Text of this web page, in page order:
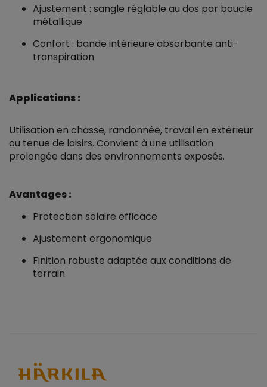
Ajustement : sangle réglable au dos par boucle
métallique
Confort : bande intérieure absorbante anti-
transpiration
Applications :
Utilisation en chasse, randonnée, travail en extérieur
ou tenue de loisirs. Convient à une utilisation
prolongée dans des environnements exposés.
Avantages :
Protection solaire efficace
Ajustement ergonomique
Finition robuste adaptée aux conditions de
terrain